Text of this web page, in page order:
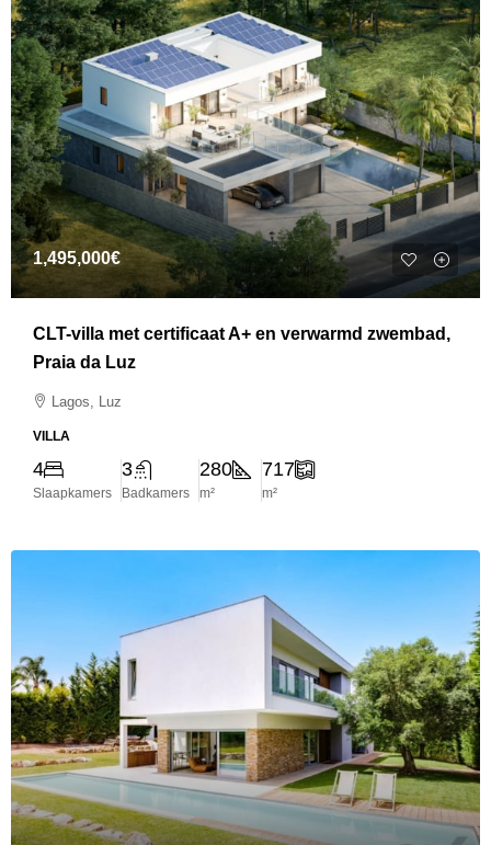
1,495,000€
CLT-villa met certificaat A+ en verwarmd zwembad,
Praia da Luz
Lagos, Luz
VILLA
4
Slaapkamers
3
Badkamers
280
m²
717
m²